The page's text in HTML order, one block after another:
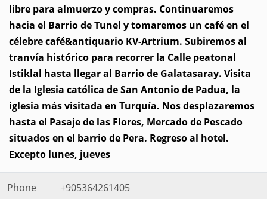
libre para almuerzo y compras. Continuaremos
hacia el Barrio de Tunel y tomaremos un café en el
célebre café&antiquario KV-Artrium. Subiremos al
tranvía histórico para recorrer la Calle peatonal
Istiklal hasta llegar al Barrio de Galatasaray. Visita
de la Iglesia católica de San Antonio de Padua, la
iglesia más visitada en Turquía. Nos desplazaremos
hasta el Pasaje de las Flores, Mercado de Pescado
situados en el barrio de Pera. Regreso al hotel.
Excepto lunes, jueves
Phone +905364261405